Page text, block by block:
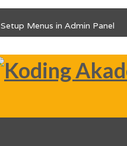
Setup Menus in Admin Panel